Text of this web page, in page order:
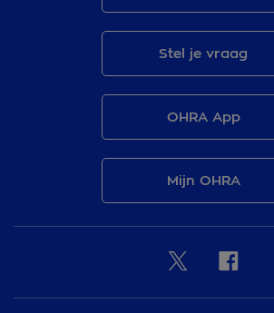
Stel je vraag
OHRA App
Mijn OHRA